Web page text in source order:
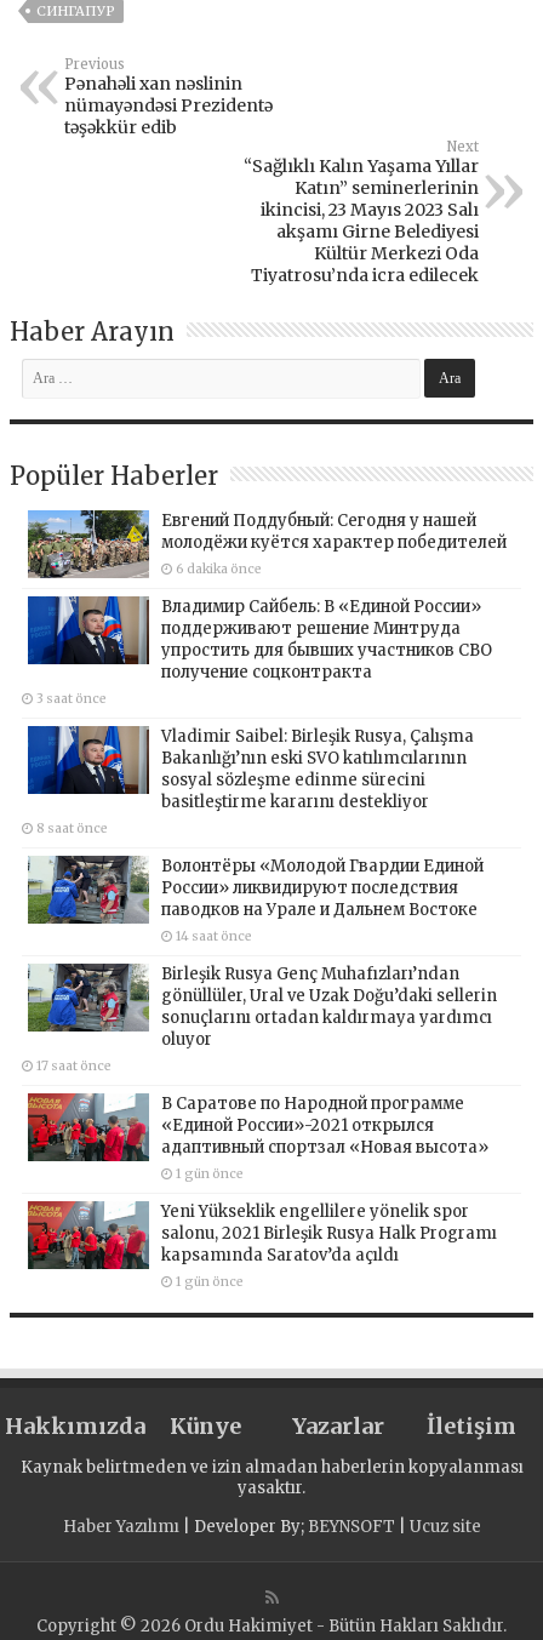
СИНГАПУР
Previous
Pənahəli xan nəslinin
nümayəndəsi Prezidentə
təşəkkür edib
Next
“Sağlıklı Kalın Yaşama Yıllar
Katın” seminerlerinin
ikincisi, 23 Mayıs 2023 Salı
akşamı Girne Belediyesi
Kültür Merkezi Oda
Tiyatrosu’nda icra edilecek
Haber Arayın
Popüler Haberler
Евгений Поддубный: Сегодня у нашей
молодёжи куётся характер победителей
6 dakika önce
Владимир Сайбель: В «Единой России»
поддерживают решение Минтруда
упростить для бывших участников СВО
получение соцконтракта
3 saat önce
Vladimir Saibel: Birleşik Rusya, Çalışma
Bakanlığı’nın eski SVO katılımcılarının
sosyal sözleşme edinme sürecini
basitleştirme kararını destekliyor
8 saat önce
Волонтёры «Молодой Гвардии Единой
России» ликвидируют последствия
паводков на Урале и Дальнем Востоке
14 saat önce
Birleşik Rusya Genç Muhafızları’ndan
gönüllüler, Ural ve Uzak Doğu’daki sellerin
sonuçlarını ortadan kaldırmaya yardımcı
oluyor
17 saat önce
В Саратове по Народной программе
«Единой России»-2021 открылся
адаптивный спортзал «Новая высота»
1 gün önce
Yeni Yükseklik engellilere yönelik spor
salonu, 2021 Birleşik Rusya Halk Programı
kapsamında Saratov’da açıldı
1 gün önce
Hakkımızda Künye Yazarlar İletişim
Kaynak belirtmeden ve izin almadan haberlerin kopyalanması
yasaktır.
Haber Yazılımı| Developer By; BEYNSOFT Ucuz site
Copyright © 2026 Ordu Hakimiyet - Bütün Hakları Saklıdır.